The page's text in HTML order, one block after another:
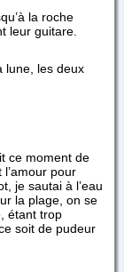
la roche
leur guitare.
lune, les deux
ce moment de
pour
je sautai à l’eau
la plage, on se
étant trop
soit de pudeur